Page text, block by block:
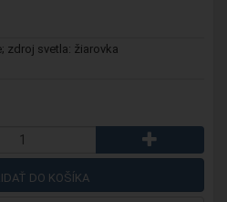
zdroj svetla: žiarovka
DO KOŠÍKA